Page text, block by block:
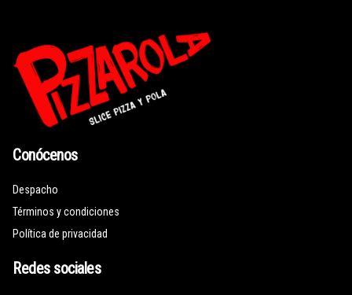
Conócenos
Despacho
Términos y condiciones
Política de privacidad
Redes sociales